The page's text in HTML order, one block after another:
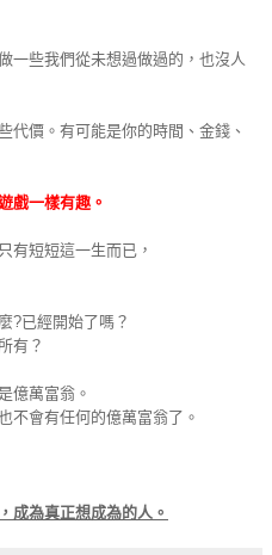
一些我們從未想過做過的， 也沒人
代價。有可能是你的時間、 金錢、
戲一樣有趣。
有短短這一生而已，
?已經開始了嗎？
有？
億萬富翁。
不會有任何的億萬富翁了。
成為真正想成為的人。